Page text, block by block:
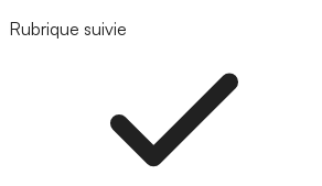
Rubrique suivie